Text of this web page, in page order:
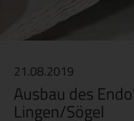
21.08.2019
Ausbau des
Lingen/Sögel